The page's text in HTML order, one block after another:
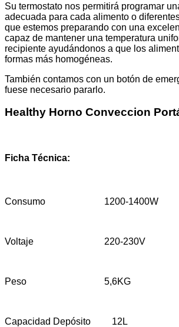
Su termostato nos permitirá programar
adecuada para cada alimento o
que estemos preparando con una
capaz de mantener una temperatura
recipiente ayudándonos a que los
formas más homogéneas.
También contamos con un botón de
fuese necesario pararlo.
Healthy Horno Conveccion
Ficha Técnica:
Consumo 1200-1400W
Voltaje 220-230V
Peso 5,6KG
Capacidad Depósito 12L